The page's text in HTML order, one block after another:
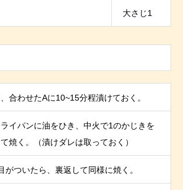
大さじ1
合わせたAに10~15分程漬けておく。
イパンに油をひき、中火で1のかじきを
焼く。（漬けダレは取っておく）
がついたら、裏返して同様に焼く。